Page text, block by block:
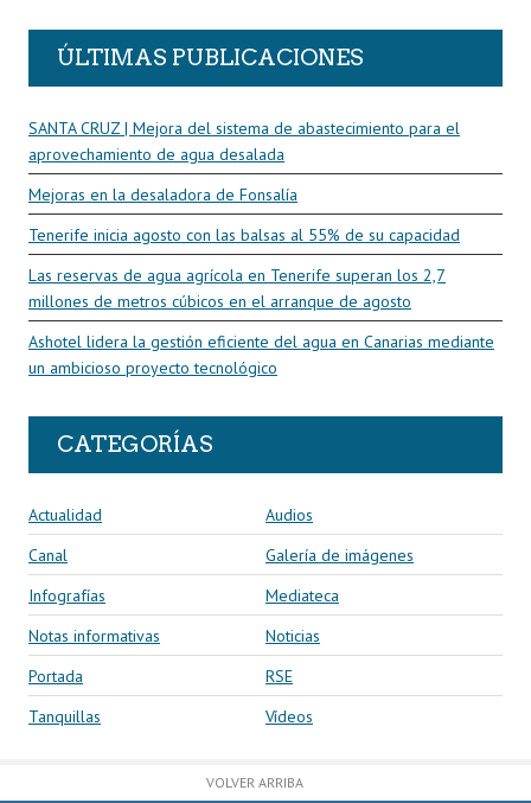
ÚLTIMAS PUBLICACIONES
SANTA CRUZ | Mejora del sistema de abastecimiento para el
aprovechamiento de agua desalada
Mejoras en la desaladora de Fonsalía
Tenerife inicia agosto con las balsas al 55% de su capacidad
Las reservas de agua agrícola en Tenerife superan los 2,7
millones de metros cúbicos en el arranque de agosto
Ashotel lidera la gestión eficiente del agua en Canarias mediante
un ambicioso proyecto tecnológico
CATEGORÍAS
Actualidad
Audios
Canal
Galería de imágenes
Infografías
Mediateca
Notas informativas
Noticias
Portada
RSE
Tanquillas
Vídeos
VOLVER ARRIBA